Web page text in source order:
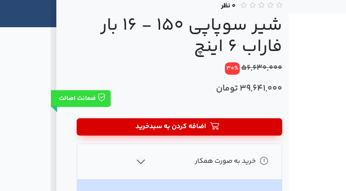
0 نظر
شیر سوپاپی 150 - 16 بار
فاراب 6 اینچ
56,630,000
30%
39,641,000 تومان
ضمانت اصالت
اضافه کردن به سبدخرید
خرید به صورت همکار